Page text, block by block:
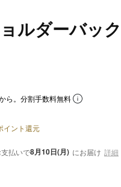
ルダーバック
ら。分割手数料無料
イント還元
払いで8月10日(月) にお届け 詳細